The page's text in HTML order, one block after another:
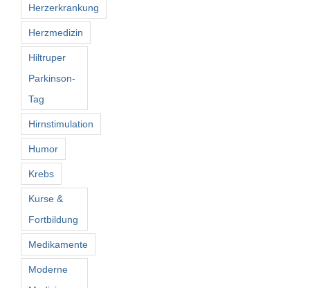
Herzerkrankung
Herzmedizin
Hiltruper
Parkinson-
Tag
Hirnstimulation
Humor
Krebs
Kurse &
Fortbildung
Medikamente
Moderne